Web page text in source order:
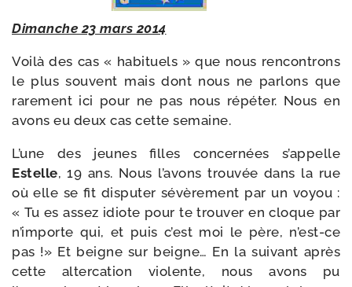
Dimanche 23 mars 2014
Voilà des cas « habi­tuels » que nous ren­con­trons
le plus sou­vent mais dont nous ne par­lons que
rare­ment ici pour ne pas nous répé­ter. Nous en
avons eu deux cas cette semaine.
L’une des jeunes filles concer­nées s’appelle
Estelle, 19 ans. Nous l’avons trou­vée dans la rue
où elle se fit dis­pu­ter sévè­re­ment par un voyou :
« Tu es assez idiote pour te trou­ver en cloque par
n’importe qui, et puis c’est moi le père, n’est-ce
pas !» Et beigne sur beigne… En la sui­vant après
cette alter­ca­tion vio­lente, nous avons pu